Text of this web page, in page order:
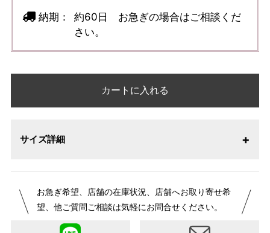
納期：
約60日 お急ぎの場合はご相談くだ
さい。
カートに入れる
サイズ詳細
が変更になりました。パターンオーダーは、お客様のお声か
らよりお召しになりやすい寸法に変更いたしました。変更点
について詳細をお知りになりたい方はお問い合わせくださ
お急ぎ希望、店舗の在庫状況、店舗へお取り寄せ希
望、他ご質問ご相談は気軽にお問合せください。